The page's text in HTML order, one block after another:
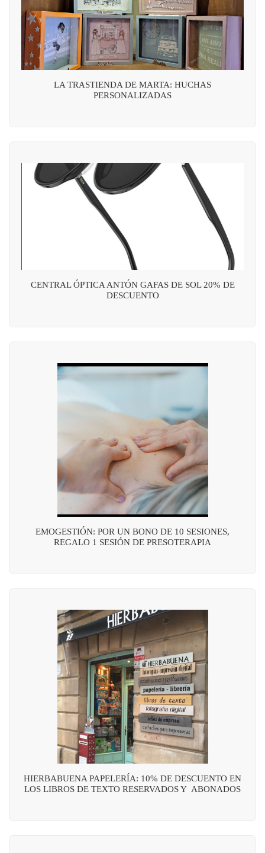
LA TRASTIENDA DE MARTA: HUCHAS
PERSONALIZADAS
CENTRAL ÓPTICA ANTÓN GAFAS DE SOL 20% DE
DESCUENTO
EMOGESTIÓN: POR UN BONO DE 10 SESIONES,
REGALO 1 SESIÓN DE PRESOTERAPIA
HIERBABUENA PAPELERÍA: 10% DE DESCUENTO EN
LOS LIBROS DE TEXTO RESERVADOS Y ABONADOS